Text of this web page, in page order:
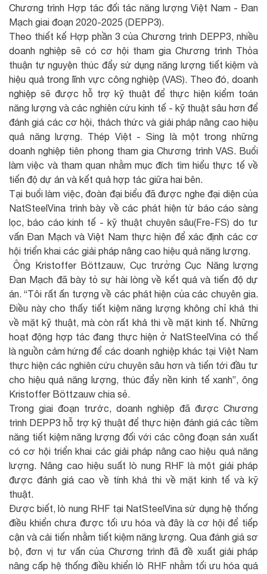
Chương trình Hợp tác đối tác năng lượng Việt Nam - Đan
Mạch giai đoạn 2020-2025 (DEPP3).
Theo thiết kế Hợp phần 3 của Chương trình DEPP3, nhiều
doanh nghiệp sẽ có cơ hội tham gia Chương trình Thỏa
thuận tự nguyện thúc đẩy sử dụng năng lượng tiết kiệm và
hiệu quả trong lĩnh vực công nghiệp (VAS). Theo đó, doanh
nghiệp sẽ được hỗ trợ kỹ thuật để thực hiện kiểm toán
năng lượng và các nghiên cứu kinh tế - kỹ thuật sâu hơn để
đánh giá các cơ hội, thách thức và giải pháp nâng cao hiệu
quả năng lượng. Thép Việt - Sing là một trong những
doanh nghiệp tiên phong tham gia Chương trình VAS. Buổi
làm việc và tham quan nhằm mục đích tìm hiểu thực tế về
tiến độ dự án và kết quả hợp tác giữa hai bên.
Tại buổi làm việc, đoàn đại biểu đã được nghe đại diện của
NatSteelVina trình bày về các phát hiện từ báo cáo sàng
lọc, báo cáo kinh tế - kỹ thuật chuyên sâu(Fre-FS) do tư
vấn Đan Mạch và Việt Nam thực hiện để xác định các cơ
hội triển khai các giải pháp nâng cao hiệu quả năng lượng.
Ông Kristoffer Böttzauw, Cục trưởng Cục Năng lượng
Đan Mạch đã bày tỏ sự hài lòng về kết quả và tiến độ dự
án. “Tôi rất ấn tượng về các phát hiện của các chuyên gia.
Điều này cho thấy tiết kiệm năng lượng không chỉ khả thi
về mặt kỹ thuật, mà còn rất khả thi về mặt kinh tế. Những
hoạt động hợp tác đang thực hiện ở NatSteelVina có thể
là nguồn cảm hứng để các doanh nghiệp khác tại Việt Nam
thực hiện các nghiên cứu chuyên sâu hơn và tiến tới đầu tư
cho hiệu quả năng lượng, thúc đẩy nền kinh tế xanh”, ông
Kristoffer Böttzauw chia sẻ.
Trong giai đoạn trước, doanh nghiệp đã được Chương
trình DEPP3 hỗ trợ kỹ thuật để thực hiện đánh giá các tiềm
năng tiết kiệm năng lượng đối với các công đoạn sản xuất
có cơ hội triển khai các giải pháp nâng cao hiệu quả năng
lượng. Nâng cao hiệu suất lò nung RHF là một giải pháp
được đánh giá cao về tính khả thi về mặt kinh tế và kỹ
thuật.
Được biết, lò nung RHF tại NatSteelVina sử dụng hệ thống
điều khiển chưa được tối ưu hóa và đây là cơ hội để tiếp
cận và cải tiến nhằm tiết kiệm năng lượng. Qua đánh giá sơ
bộ, đơn vị tư vấn của Chương trình đã đề xuất giải pháp
nâng cấp hệ thống điều khiển lò RHF nhằm tối ưu hóa quá